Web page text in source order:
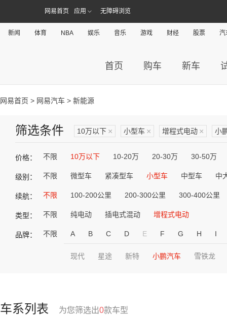
网易首页 应用 无障碍浏览
新闻 体育 NBA 娱乐 音乐 游戏 财经 股票 汽
首页 购车 新车
网易首页 > 网易汽车 > 新能源
筛选条件 10万以下 × 小型车 × 增程式电动 × 小
价格： 不限 10万以下 10-20万 20-30万 30-50万
级别： 不限 微型车 紧凑型车 小型车 中型车 中
续航： 不限 100-200公里 200-300公里 300-400公里
类型： 不限 纯电动 插电式混动 增程式电动
品牌： 不限 A B C D E F G H I
现代 星途 新特 小鹏汽车 雪铁龙
车系列表 为您筛选出0款车型